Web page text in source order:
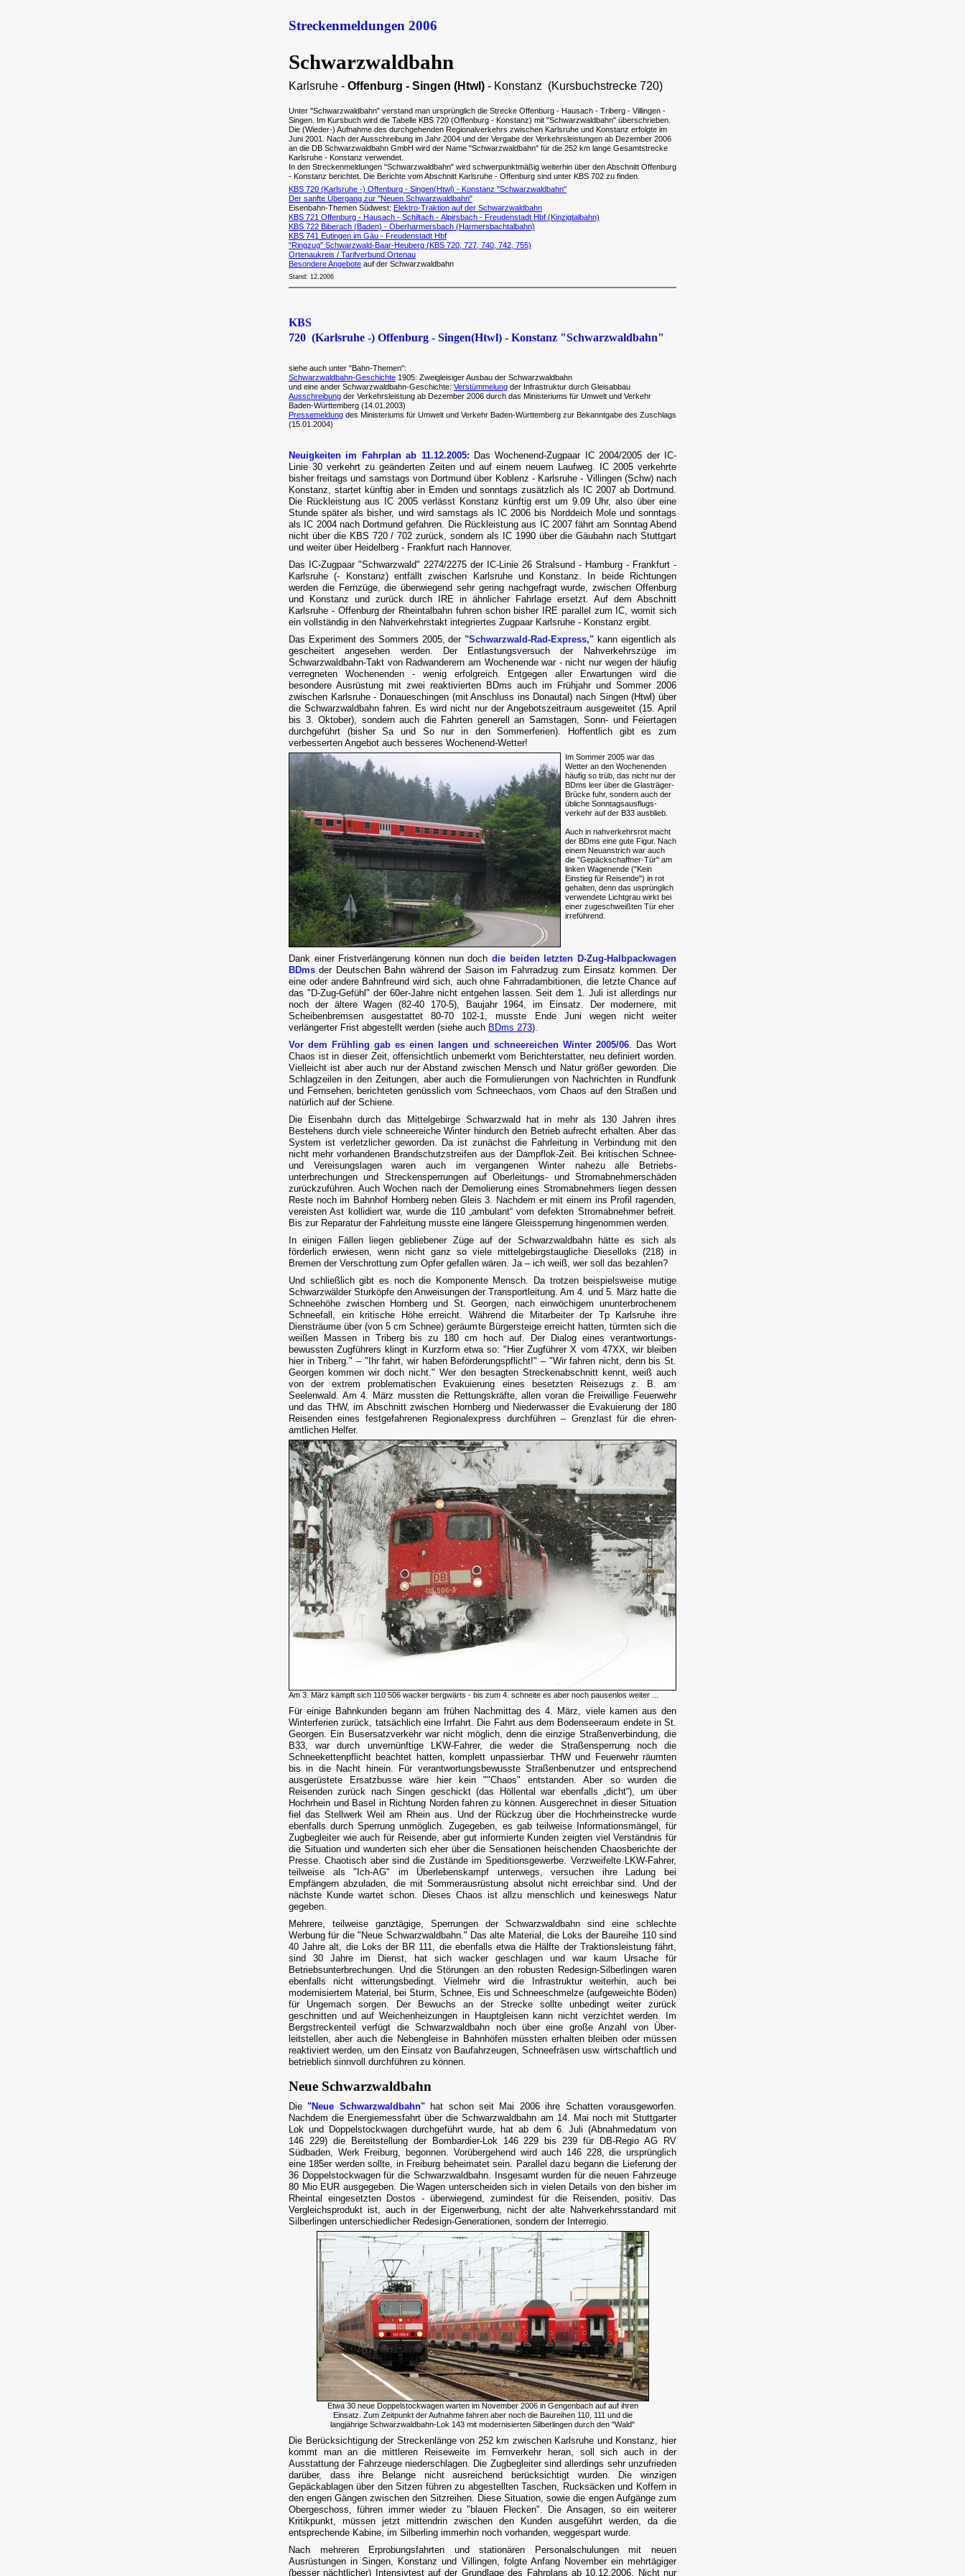
Streckenmeldungen 2006
Schwarzwaldbahn
Karlsruhe - Offenburg - Singen (Htwl) - Konstanz (Kursbuchstrecke 720)
Unter "Schwarzwaldbahn" verstand man ursprünglich die Strecke Offenburg - Hausach - Triberg - Villingen -
Singen. Im Kursbuch wird die Tabelle KBS 720 (Offenburg - Konstanz) mit "Schwarzwaldbahn" überschrieben.
Die (Wieder-) Aufnahme des durchgehenden Regionalverkehrs zwischen Karlsruhe und Konstanz erfolgte im
Juni 2001. Nach der Ausschreibung im Jahr 2004 und der Vergabe der Verkehrsleistungen ab Dezember 2006
an die DB Schwarzwaldbahn GmbH wird der Name "Schwarzwaldbahn" für die 252 km lange Gesamtstrecke
Karlsruhe - Konstanz verwendet.
In den Streckenmeldungen "Schwarzwaldbahn" wird schwerpunktmäßig weiterhin über den Abschnitt Offenburg
- Konstanz berichtet. Die Berichte vom Abschnitt Karlsruhe - Offenburg sind unter KBS 702 zu finden.
KBS 720 (Karlsruhe -) Offenburg - Singen(Htwl) - Konstanz "Schwarzwaldbahn"
Der sanfte Übergang zur "Neuen Schwarzwaldbahn"
Eisenbahn-Themen Südwest: Elektro-Traktion auf der Schwarzwaldbahn
KBS 721 Offenburg - Hausach - Schiltach - Alpirsbach - Freudenstadt Hbf (Kinzigtalbahn)
KBS 722 Biberach (Baden) - Oberharmersbach (Harmersbachtalbahn)
KBS 741 Eutingen im Gäu - Freudenstadt Hbf
"Ringzug" Schwarzwald-Baar-Heuberg (KBS 720, 727, 740, 742, 755)
Ortenaukreis / Tarifverbund Ortenau
Besondere Angebote auf der Schwarzwaldbahn
Stand: 12.2006
KBS
720 (Karlsruhe -) Offenburg - Singen(Htwl) - Konstanz "Schwarzwaldbahn"
siehe auch unter "Bahn-Themen":
Schwarzwaldbahn-Geschichte 1905: Zweigleisiger Ausbau der Schwarzwaldbahn
und eine ander Schwarzwaldbahn-Geschichte: Verstümmelung der Infrastruktur durch Gleisabbau
Ausschreibung der Verkehrsleistung ab Dezember 2006 durch das Ministeriums für Umwelt und Verkehr
Baden-Württemberg (14.01.2003)
Pressemeldung des Ministeriums für Umwelt und Verkehr Baden-Württemberg zur Bekanntgabe des Zuschlags
(15.01.2004)
Neuigkeiten im Fahrplan ab 11.12.2005: Das Wochenend-Zugpaar IC 2004/2005 der IC-
Linie 30 verkehrt zu geänderten Zeiten und auf einem neuem Laufweg. IC 2005 verkehrte
bisher freitags und samstags von Dortmund über Koblenz - Karlsruhe - Villingen (Schw) nach
Konstanz, startet künftig aber in Emden und sonntags zusätzlich als IC 2007 ab Dortmund.
Die Rückleistung aus IC 2005 verlässt Konstanz künftig erst um 9.09 Uhr, also über eine
Stunde später als bisher, und wird samstags als IC 2006 bis Norddeich Mole und sonntags
als IC 2004 nach Dortmund gefahren. Die Rückleistung aus IC 2007 fährt am Sonntag Abend
nicht über die KBS 720 / 702 zurück, sondern als IC 1990 über die Gäubahn nach Stuttgart
und weiter über Heidelberg - Frankfurt nach Hannover.
Das IC-Zugpaar "Schwarzwald" 2274/2275 der IC-Linie 26 Stralsund - Hamburg - Frankfurt -
Karlsruhe (- Konstanz) entfällt zwischen Karlsruhe und Konstanz. In beide Richtungen
werden die Fernzüge, die überwiegend sehr gering nachgefragt wurde, zwischen Offenburg
und Konstanz und zurück durch IRE in ähnlicher Fahrlage ersetzt. Auf dem Abschnitt
Karlsruhe - Offenburg der Rheintalbahn fuhren schon bisher IRE parallel zum IC, womit sich
ein vollständig in den Nahverkehrstakt integriertes Zugpaar Karlsruhe - Konstanz ergibt.
Das Experiment des Sommers 2005, der"Schwarzwald-Rad-Express," kann eigentlich als
gescheitert angesehen werden. Der Entlastungsversuch der Nahverkehrszüge im
Schwarzwaldbahn-Takt von Radwanderern am Wochenende war - nicht nur wegen der häufig
verregneten Wochenenden - wenig erfolgreich. Entgegen aller Erwartungen wird die
besondere Ausrüstung mit zwei reaktivierten BDms auch im Frühjahr und Sommer 2006
zwischen Karlsruhe - Donaueschingen (mit Anschluss ins Donautal) nach Singen (Htwl) über
die Schwarzwaldbahn fahren. Es wird nicht nur der Angebotszeitraum ausgeweitet (15. April
bis 3. Oktober), sondern auch die Fahrten generell an Samstagen, Sonn- und Feiertagen
durchgeführt (bisher Sa und So nur in den Sommerferien). Hoffentlich gibt es zum
verbesserten Angebot auch besseres Wochenend-Wetter!
Im Sommer 2005 war das
Wetter an den Wochenenden
häufig so trüb, das nicht nur der
BDms leer über die Glasträger-
Brücke fuhr, sondern auch der
übliche Sonntagsausflugs-
verkehr auf der B33 ausblieb.
Auch in nahverkehrsrot macht
der BDms eine gute Figur. Nach
einem Neuanstrich war auch
die "Gepäckschaffner-Tür" am
linken Wagenende ("Kein
Einstieg für Reisende") in rot
gehalten, denn das usprünglich
verwendete Lichtgrau wirkt bei
einer zugeschweißten Tür eher
irreführend.
Dank einer Fristverlängerung können nun doch die beiden letzten D-Zug-Halbpackwagen
BDms der Deutschen Bahn während der Saison im Fahrradzug zum Einsatz kommen. Der
eine oder andere Bahnfreund wird sich, auch ohne Fahrradambitionen, die letzte Chance auf
das "D-Zug-Gefühl" der 60er-Jahre nicht entgehen lassen. Seit dem 1. Juli ist allerdings nur
noch der ältere Wagen (82-40 170-5), Baujahr 1964, im Einsatz. Der modernere, mit
Scheibenbremsen ausgestattet 80-70 102-1, musste Ende Juni wegen nicht weiter
verlängerter Frist abgestellt werden (siehe auch BDms 273).
Vor dem Frühling gab es einen langen und schneereichen Winter 2005/06. Das Wort
Chaos ist in dieser Zeit, offensichtlich unbemerkt vom Berichterstatter, neu definiert worden.
Vielleicht ist aber auch nur der Abstand zwischen Mensch und Natur größer geworden. Die
Schlagzeilen in den Zeitungen, aber auch die Formulierungen von Nachrichten in Rundfunk
und Fernsehen, berichteten genüsslich vom Schneechaos, vom Chaos auf den Straßen und
natürlich auf der Schiene.
Die Eisenbahn durch das Mittelgebirge Schwarzwald hat in mehr als 130 Jahren ihres
Bestehens durch viele schneereiche Winter hindurch den Betrieb aufrecht erhalten. Aber das
System ist verletzlicher geworden. Da ist zunächst die Fahrleitung in Verbindung mit den
nicht mehr vorhandenen Brandschutzstreifen aus der Dampflok-Zeit. Bei kritischen Schnee-
und Vereisungslagen waren auch im vergangenen Winter nahezu alle Betriebs-
unterbrechungen und Streckensperrungen auf Oberleitungs- und Stromabnehmerschäden
zurückzuführen. Auch Wochen nach der Demolierung eines Stromabnehmers liegen dessen
Reste noch im Bahnhof Hornberg neben Gleis 3. Nachdem er mit einem ins Profil ragenden,
vereisten Ast kollidiert war, wurde die 110 „ambulant“ vom defekten Stromabnehmer befreit.
Bis zur Reparatur der Fahrleitung musste eine längere Gleissperrung hingenommen werden.
In einigen Fällen liegen gebliebener Züge auf der Schwarzwaldbahn hätte es sich als
förderlich erwiesen, wenn nicht ganz so viele mittelgebirgstaugliche Dieselloks (218) in
Bremen der Verschrottung zum Opfer gefallen wären. Ja – ich weiß, wer soll das bezahlen?
Und schließlich gibt es noch die Komponente Mensch. Da trotzen beispielsweise mutige
Schwarzwälder Sturköpfe den Anweisungen der Transportleitung. Am 4. und 5. März hatte die
Schneehöhe zwischen Hornberg und St. Georgen, nach einwöchigem ununterbrochenem
Schneefall, ein kritische Höhe erreicht. Während die Mitarbeiter der Tp Karlsruhe ihre
Diensträume über (von 5 cm Schnee) geräumte Bürgersteige erreicht hatten, türmten sich die
weißen Massen in Triberg bis zu 180 cm hoch auf. Der Dialog eines verantwortungs-
bewussten Zugführers klingt in Kurzform etwa so: "Hier Zugführer X vom 47XX, wir bleiben
hier in Triberg." – "Ihr fahrt, wir haben Beförderungspflicht!" – "Wir fahren nicht, denn bis St.
Georgen kommen wir doch nicht." Wer den besagten Streckenabschnitt kennt, weiß auch
von der extrem problematischen Evakuierung eines besetzten Reisezugs z. B. am
Seelenwald. Am 4. März mussten die Rettungskräfte, allen voran die Freiwillige Feuerwehr
und das THW, im Abschnitt zwischen Hornberg und Niederwasser die Evakuierung der 180
Reisenden eines festgefahrenen Regionalexpress durchführen – Grenzlast für die ehren-
amtlichen Helfer.
Am 3. März kämpft sich 110 506 wacker bergwärts - bis zum 4. schneite es aber noch pausenlos weiter ...
Für einige Bahnkunden begann am frühen Nachmittag des 4. März, viele kamen aus den
Winterferien zurück, tatsächlich eine Irrfahrt. Die Fahrt aus dem Bodenseeraum endete in St.
Georgen. Ein Busersatzverkehr war nicht möglich, denn die einzige Straßenverbindung, die
B33, war durch unvernünftige LKW-Fahrer, die weder die Straßensperrung noch die
Schneekettenpflicht beachtet hatten, komplett unpassierbar. THW und Feuerwehr räumten
bis in die Nacht hinein. Für verantwortungsbewusste Straßenbenutzer und entsprechend
ausgerüstete Ersatzbusse wäre hier kein ""Chaos" entstanden. Aber so wurden die
Reisenden zurück nach Singen geschickt (das Höllental war ebenfalls „dicht“), um über
Hochrhein und Basel in Richtung Norden fahren zu können. Ausgerechnet in dieser Situation
fiel das Stellwerk Weil am Rhein aus. Und der Rückzug über die Hochrheinstrecke wurde
ebenfalls durch Sperrung unmöglich. Zugegeben, es gab teilweise Informationsmängel, für
Zugbegleiter wie auch für Reisende, aber gut informierte Kunden zeigten viel Verständnis für
die Situation und wunderten sich eher über die Sensationen heischenden Chaosberichte der
Presse. Chaotisch aber sind die Zustände im Speditionsgewerbe. Verzweifelte LKW-Fahrer,
teilweise als "Ich-AG" im Überlebenskampf unterwegs, versuchen ihre Ladung bei
Empfängern abzuladen, die mit Sommerausrüstung absolut nicht erreichbar sind. Und der
nächste Kunde wartet schon. Dieses Chaos ist allzu menschlich und keineswegs Natur
gegeben.
Mehrere, teilweise ganztägige, Sperrungen der Schwarzwaldbahn sind eine schlechte
Werbung für die "Neue Schwarzwaldbahn." Das alte Material, die Loks der Baureihe 110 sind
40 Jahre alt, die Loks der BR 111, die ebenfalls etwa die Hälfte der Traktionsleistung fährt,
sind 30 Jahre im Dienst, hat sich wacker geschlagen und war kaum Ursache für
Betriebsunterbrechungen. Und die Störungen an den robusten Redesign-Silberlingen waren
ebenfalls nicht witterungsbedingt. Vielmehr wird die Infrastruktur weiterhin, auch bei
modernisiertem Material, bei Sturm, Schnee, Eis und Schneeschmelze (aufgeweichte Böden)
für Ungemach sorgen. Der Bewuchs an der Strecke sollte unbedingt weiter zurück
geschnitten und auf Weichenheizungen in Hauptgleisen kann nicht verzichtet werden. Im
Bergstreckenteil verfügt die Schwarzwaldbahn noch über eine große Anzahl von Über-
leitstellen, aber auch die Nebengleise in Bahnhöfen müssten erhalten bleiben oder müssen
reaktiviert werden, um den Einsatz von Baufahrzeugen, Schneefräsen usw. wirtschaftlich und
betrieblich sinnvoll durchführen zu können.
Neue Schwarzwaldbahn
Die"Neue Schwarzwaldbahn"hat schon seit Mai 2006 ihre Schatten vorausgeworfen.
Nachdem die Energiemessfahrt über die Schwarzwaldbahn am 14. Mai noch mit Stuttgarter
Lok und Doppelstockwagen durchgeführt wurde, hat ab dem 6. Juli (Abnahmedatum von
146 229) die Bereitstellung der Bombardier-Lok 146 229 bis 239 für DB-Regio AG RV
Südbaden, Werk Freiburg, begonnen. Vorübergehend wird auch 146 228, die ursprünglich
eine 185er werden sollte, in Freiburg beheimatet sein. Parallel dazu begann die Lieferung der
36 Doppelstockwagen für die Schwarzwaldbahn. Insgesamt wurden für die neuen Fahrzeuge
80 Mio EUR ausgegeben. Die Wagen unterscheiden sich in vielen Details von den bisher im
Rheintal eingesetzten Dostos - überwiegend, zumindest für die Reisenden, positiv. Das
Vergleichsprodukt ist, auch in der Eigenwerbung, nicht der alte Nahverkehrsstandard mit
Silberlingen unterschiedlicher Redesign-Generationen, sondern der Interregio.
Etwa 30 neue Doppelstockwagen warten im November 2006 in Gengenbach auf auf ihren
Einsatz. Zum Zeitpunkt der Aufnahme fahren aber noch die Baureihen 110, 111 und die
langjährige Schwarzwaldbahn-Lok 143 mit modernisierten Silberlingen durch den "Wald"
Die Berücksichtigung der Streckenlänge von 252 km zwischen Karlsruhe und Konstanz, hier
kommt man an die mittleren Reiseweite im Fernverkehr heran, soll sich auch in der
Ausstattung der Fahrzeuge niederschlagen. Die Zugbegleiter sind allerdings sehr unzufrieden
darüber, dass ihre Belange nicht ausreichend berücksichtigt wurden. Die winzigen
Gepäckablagen über den Sitzen führen zu abgestellten Taschen, Rucksäcken und Koffern in
den engen Gängen zwischen den Sitzreihen. Diese Situation, sowie die engen Aufgänge zum
Obergeschoss, führen immer wieder zu "blauen Flecken". Die Ansagen, so ein weiterer
Kritikpunkt, müssen jetzt mittendrin zwischen den Kunden ausgeführt werden, da die
entsprechende Kabine, im Silberling immerhin noch vorhanden, weggespart wurde.
Nach mehreren Erprobungsfahrten und stationären Personalschulungen mit neuen
Ausrüstungen in Singen, Konstanz und Villingen, folgte Anfang November ein mehrtägiger
(besser nächtlicher) Intensivtest auf der Grundlage des Fahrplans ab 10.12.2006. Nicht nur